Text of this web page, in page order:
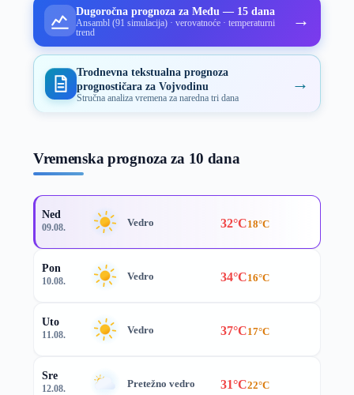
Dugoročna prognoza za Među — 15 dana
Ansambl (91 simulacija) · verovatnoće · temperaturni
trend
→
Trodnevna tekstualna prognoza
prognostičara za Vojvodinu
Stručna analiza vremena za naredna tri dana
→
Vremenska prognoza za 10 dana
Ned
09.08. Vedro 32°C18°C
Pon
10.08. Vedro 34°C16°C
Uto
11.08. Vedro 37°C17°C
Sre
12.08. Pretežno vedro 31°C22°C